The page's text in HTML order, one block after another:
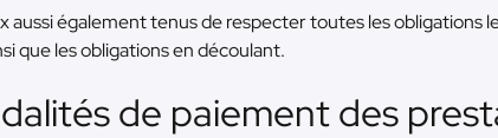
aussi également tenus de respecter toutes les obligations
que les obligations en découlant.
de paiement des